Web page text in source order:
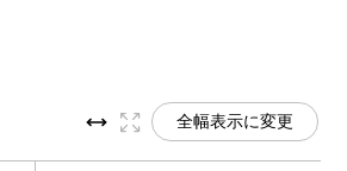
全幅表示に変更